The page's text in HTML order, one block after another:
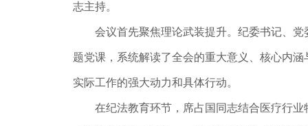
志主持。
会议首先聚焦理论武装提升。纪委书记、党
题党课，系统解读了全会的重大意义、核心内
实际工作的强大动力和具体行动。
在纪法教育环节，席占国同志结合医疗行业